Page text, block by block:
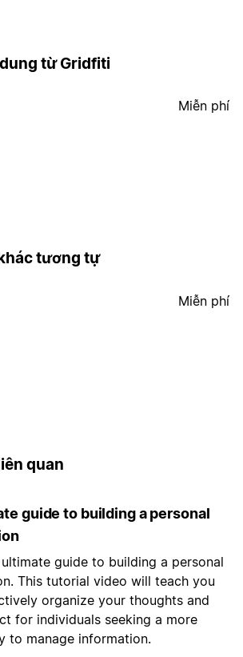
từ Gridfiti
Miễn phí
tương tự
Miễn phí
quan
guide to building a personal
guide to building a personal
This tutorial video will teach you
organize your thoughts and
for individuals seeking a more
to manage information.